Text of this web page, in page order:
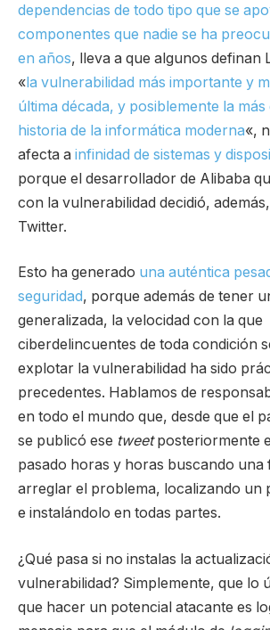
dependencias de todo tipo que se
componentes que nadie se ha
en años, lleva a que algunos definan
«la vulnerabilidad más importante y
última década, y posiblemente la más
historia de la informática moderna«,
afecta a infinidad de sistemas y
porque el desarrollador de Alibaba
con la vulnerabilidad decidió,
Twitter.
Esto ha generado una auténtica
seguridad, porque además de tener
generalizada, la velocidad con la que
ciberdelincuentes de toda condición
explotar la vulnerabilidad ha sido
precedentes. Hablamos de
en todo el mundo que, desde que el
se publicó ese tweetposteriormente
pasado horas y horas buscando una
arreglar el problema, localizando un
e instalándolo en todas partes.
¿Qué pasa si no instalas la
vulnerabilidad? Simplemente, que lo
que hacer un potencial atacante es